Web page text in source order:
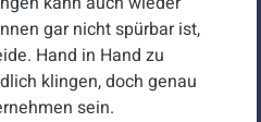
gar nicht spürbar ist,
Hand in Hand zu
klingen, doch genau
sein.